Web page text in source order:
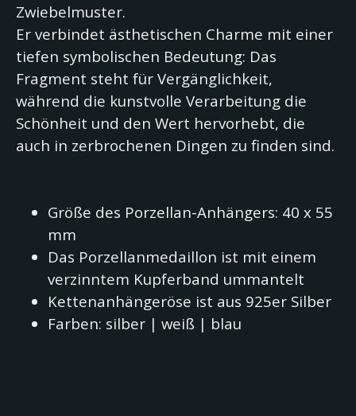
Zwiebelmuster.
Er verbindet ästhetischen Charme mit einer
tiefen symbolischen Bedeutung: Das
Fragment steht für Vergänglichkeit,
während die kunstvolle Verarbeitung die
Schönheit und den Wert hervorhebt, die
auch in zerbrochenen Dingen zu finden sind.
Größe des Porzellan-Anhängers: 40 x 55
mm
Das Porzellanmedaillon ist mit einem
verzinntem Kupferband ummantelt
Kettenanhängeröse ist aus 925er Silber
Farben: silber | weiß | blau